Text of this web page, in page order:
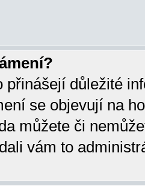
přinášejí důležité
se objevují na
můžete či
vám to